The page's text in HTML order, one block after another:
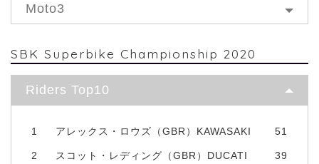
Moto3
SBK Superbike Championship 2020
Riders Top10
1 アレックス・ロウズ（GBR）KAWASAKI 51
2 スコット・レディング（GBR）DUCATI 39